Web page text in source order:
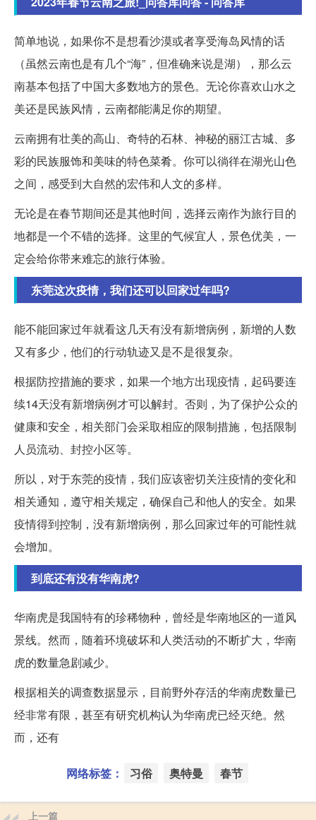
简单地说，如果你不是想看沙漠或者享受海岛风情的话
（虽然云南也是有几个“海”，但准确来说是湖），那么云
南基本包括了中国大多数地方的景色。无论你喜欢山水之
美还是民族风情，云南都能满足你的期望。
云南拥有壮美的高山、奇特的石林、神秘的丽江古城、多
彩的民族服饰和美味的特色菜肴。你可以徜徉在湖光山色
之间，感受到大自然的宏伟和人文的多样。
无论是在春节期间还是其他时间，选择云南作为旅行目的
地都是一个不错的选择。这里的气候宜人，景色优美，一
定会给你带来难忘的旅行体验。
东莞这次疫情，我们还可以回家过年吗?
能不能回家过年就看这几天有没有新增病例，新增的人数
又有多少，他们的行动轨迹又是不是很复杂。
根据防控措施的要求，如果一个地方出现疫情，起码要连
续14天没有新增病例才可以解封。否则，为了保护公众的
健康和安全，相关部门会采取相应的限制措施，包括限制
人员流动、封控小区等。
所以，对于东莞的疫情，我们应该密切关注疫情的变化和
相关通知，遵守相关规定，确保自己和他人的安全。如果
疫情得到控制，没有新增病例，那么回家过年的可能性就
会增加。
到底还有没有华南虎?
华南虎是我国特有的珍稀物种，曾经是华南地区的一道风
景线。然而，随着环境破坏和人类活动的不断扩大，华南
虎的数量急剧减少。
根据相关的调查数据显示，目前野外存活的华南虎数量已
经非常有限，甚至有研究机构认为华南虎已经灭绝。然
而，还有
网络标签： 习俗 奥特曼 春节
上一篇